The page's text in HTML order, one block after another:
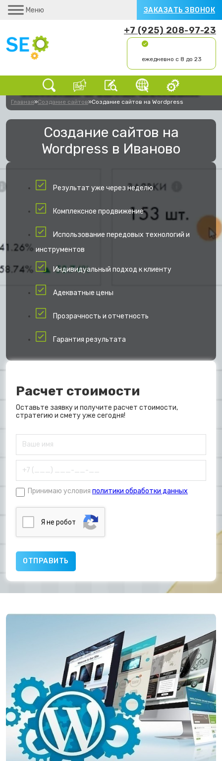
Меню ЗАКАЗАТЬ ЗВОНОК
+7 (925) 208-97-23
ежедневно с 8 до 23
Главная»Создание сайтов»Создание сайтов на Wordpress
Создание сайтов на
Wordpress в Иваново
Результат уже через неделю
Комплексное продвижение
Использование передовых технологий и
инструментов
Индивидуальный подход к клиенту
Адекватные цены
Прозрачность и отчетность
Гарантия результата
Расчет стоимости
Оставьте заявку и получите расчет стоимости,
стратегию и смету уже сегодня!
Принимаю условия политики обработки данных
Я нe poбoт